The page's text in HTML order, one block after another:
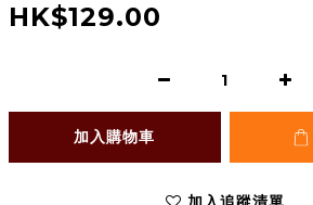
HK$129.00
加入購物車